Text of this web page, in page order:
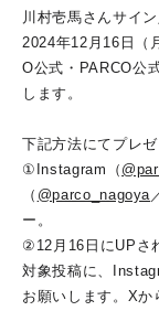
川村壱馬さんサイ
2024年12月16日（
O公式・PARCO公
します。
下記方法にてプレ
①Instagram（
（ @parco_nagoya
ー。
②12月16日にUPさ
対象投稿に、
お願いします。Xか